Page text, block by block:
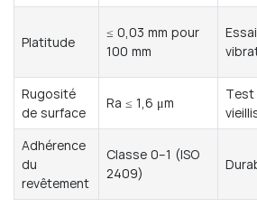
Platitude
≤ 0,03 mm pour
100 mm
Rugosité
de surface
Ra ≤ 1,6 μm
Test
Adhérence
du
revêtement
Classe 0–1 (ISO
2409)